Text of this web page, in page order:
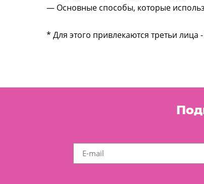
— Основные способы, которые
* Для этого привлекаются третьи